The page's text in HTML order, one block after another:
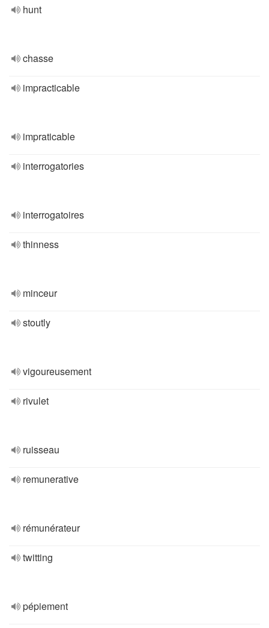
hunt
chasse
impracticable
impraticable
interrogatories
interrogatoires
thinness
minceur
stoutly
vigoureusement
rivulet
ruisseau
remunerative
rémunérateur
twitting
pépiement